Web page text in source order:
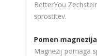
BetterYou
sprostitev.
Pomen magnezija
Magnezij pomaga